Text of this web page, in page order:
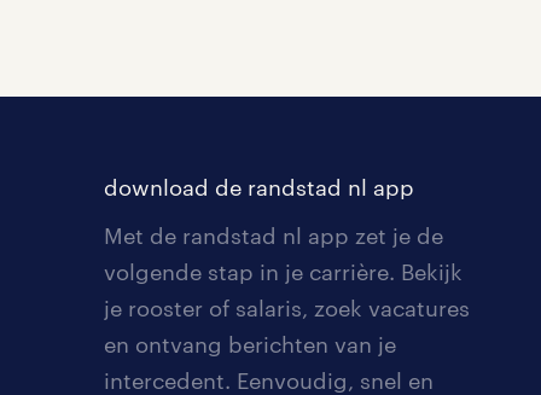
download de randstad nl app
Met de randstad nl app zet je de
volgende stap in je carrière. Bekijk
je rooster of salaris, zoek vacatures
en ontvang berichten van je
intercedent. Eenvoudig, snel en